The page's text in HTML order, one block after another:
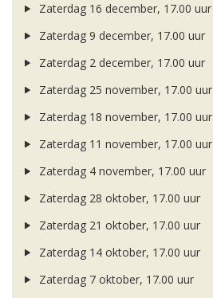
Zaterdag 16 december, 17.00 uur
Zaterdag 9 december, 17.00 uur
Zaterdag 2 december, 17.00 uur
Zaterdag 25 november, 17.00 uur
Zaterdag 18 november, 17.00 uur
Zaterdag 11 november, 17.00 uur
Zaterdag 4 november, 17.00 uur
Zaterdag 28 oktober, 17.00 uur
Zaterdag 21 oktober, 17.00 uur
Zaterdag 14 oktober, 17.00 uur
Zaterdag 7 oktober, 17.00 uur